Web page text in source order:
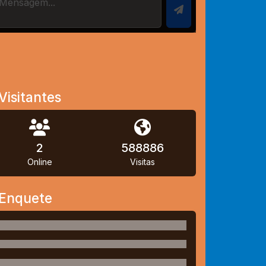
2
Online
588886
Visitas